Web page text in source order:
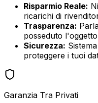
Risparmio Reale:
ricarichi di
Trasparenza:
posseduto
Sicurezza:
proteggere i tuoi
Garanzia Tra Privati